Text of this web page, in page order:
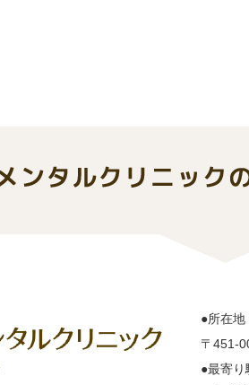
●所在地
〒451-
●最寄り